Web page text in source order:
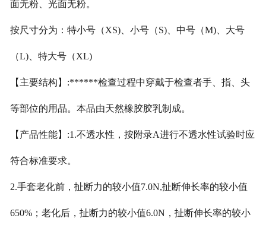
面无粉、光面无粉。
按尺寸分为：特小号（XS)、小号（S)、中号（M)、大号
（L)、特大号（XL)
【主要结构】:******检查过程中穿戴于检查者手、指、头
等部位的用品。本品由天然橡胶胶乳制成。
【产品性能】:1.不透水性，按附录A进行不透水性试验时应
符合标准要求。
2.手套老化前，扯断力的较小值7.0N,扯断伸长率的较小值
650%；老化后，扯断力的较小值6.0N，扯断伸长率的较小